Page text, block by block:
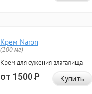
Крем Naron
(100 мг)
Крем для сужения влагалища
от 1500Р Купить